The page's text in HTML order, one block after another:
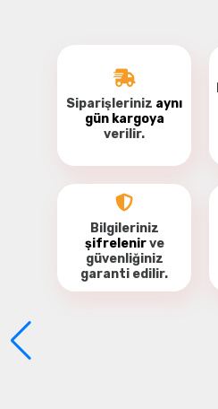
Yorum Yaz
Siparişleriniz aynı
gün kargoya
verilir.
Bilgileriniz
şifrelenirve
güvenliğiniz
garanti edilir.